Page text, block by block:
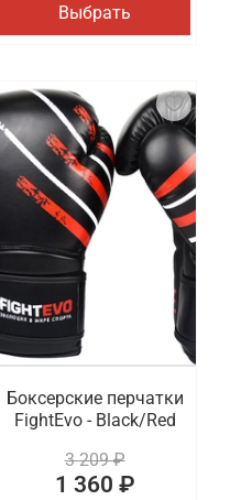
Выбрать
Боксерские перчатки
FightEvo - Black/Red
3 209 ₽
1 360 ₽